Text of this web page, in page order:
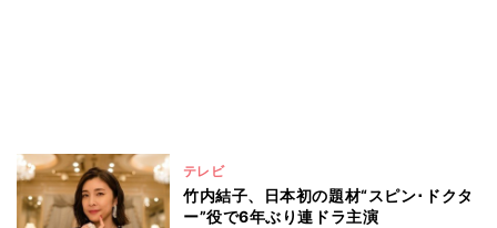
テレビ
竹内結子、日本初の題材“スピン･ドクタ
ー”役で6年ぶり連ドラ主演